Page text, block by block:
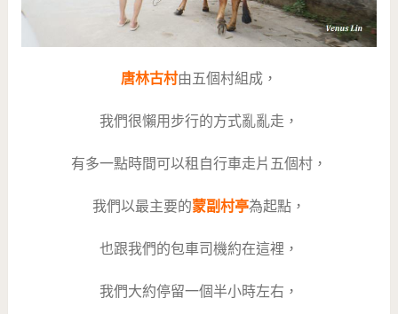
唐林古村由五個村組成，
我們很懶用步行的方式亂亂走，
有多一點時間可以租自行車走片五個村，
我們以最主要的蒙副村亭為起點，
也跟我們的包車司機約在這裡，
我們大約停留一個半小時左右，